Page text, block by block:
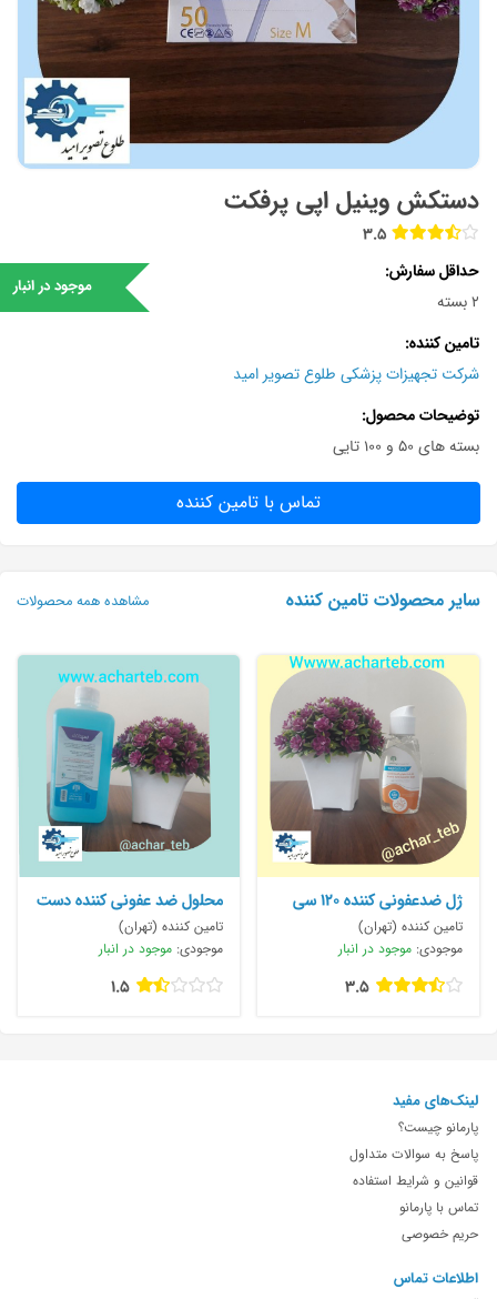
دستکش وینیل اپی پرفکت
3.5
موجود در انبار
حداقل سفارش
2 بسته
تامین کننده
شرکت تجهیزات پزشکی طلوع تصویر امید
توضیحات محصول
بسته های ۵۰ و ۱۰۰ تایی
تماس با تامین کننده
سایر محصولات تامین کننده مشاهده همه محصولات
ژل ضدعفونی کننده ۱۲۰ سی
سی
تامین کننده (تهران)
موجودی: موجود در انبار
3.5
محلول ضد عفونی کننده دست
پمپی
تامین کننده (تهران)
موجودی: موجود در انبار
1.5
لینک‌های مفید
پارمانو چیست؟
پاسخ به سوالات متداول
قوانین و شرایط استفاده
تماس با پارمانو
حریم خصوصی
اطلاعات تماس